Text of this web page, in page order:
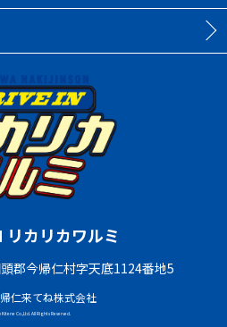
リカリカワルミ
郡今帰仁村字天底1124番地5
仁来てね株式会社
Co.,Ltd. All Rights Reserved.